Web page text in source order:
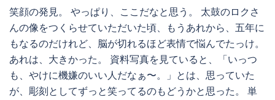
笑顔の発見。 やっぱり、ここだなと思う。 太鼓のロクさ
んの像をつくらせていただいた頃、もうあれから、五年に
もなるのだけれど、脳が切れるほど表情で悩んでたっけ。
あれは、大きかった。 資料写真を見ていると、「いっつ
も、やけに機嫌のいい人だなぁ〜。」とは、思っていた
が、彫刻としてずっと笑ってるのもどうかと思った。 単